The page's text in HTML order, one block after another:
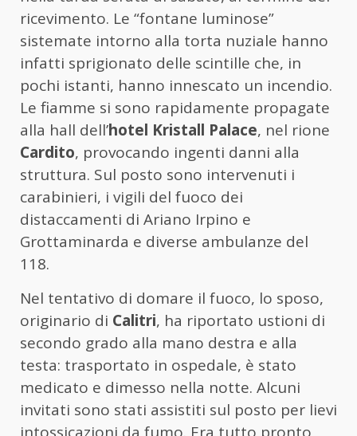
ricevimento. Le “fontane luminose”
sistemate intorno alla torta nuziale hanno
infatti sprigionato delle scintille che, in
pochi istanti, hanno innescato un incendio.
Le fiamme si sono rapidamente propagate
alla hall dell’hotel Kristall Palace, nel rione
Cardito, provocando ingenti danni alla
struttura. Sul posto sono intervenuti i
carabinieri, i vigili del fuoco dei
distaccamenti di Ariano Irpino e
Grottaminarda e diverse ambulanze del
118.
Nel tentativo di domare il fuoco, lo sposo,
originario di Calitri, ha riportato ustioni di
secondo grado alla mano destra e alla
testa: trasportato in ospedale, è stato
medicato e dimesso nella notte. Alcuni
invitati sono stati assistiti sul posto per lievi